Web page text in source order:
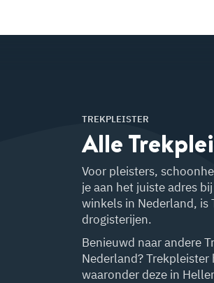
TREKPLEISTER
Alle
Voor pleisters,
je aan het juiste adres
winkels in Nederland, is
drogisterijen.
Benieuwd naar andere
Nederland?
waaronder deze in